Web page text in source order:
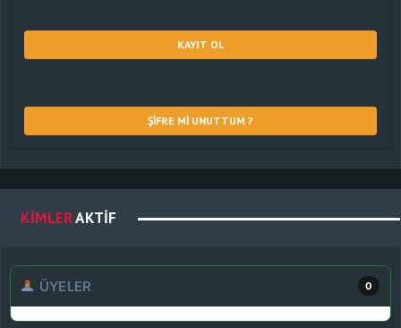
KAYIT OL
ŞIFRE MI UNUTTUM ?
KIMLERAKTIF
ÜYELER 0